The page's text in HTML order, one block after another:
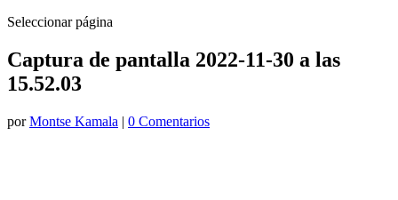
Seleccionar página
Captura de pantalla 2022-11-30 a las
15.52.03
porMontse Kamala | 0 Comentarios